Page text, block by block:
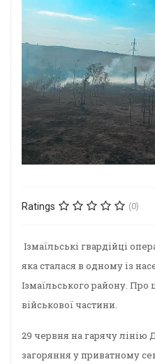
Ratings (0)
Ізмаїльські гвардійці
яка сталася в одному із
Ізмаїльського району. Про
військової частини.
29 червня на гарячу
загоряння у приватному